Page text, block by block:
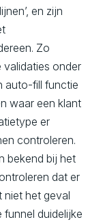
en zijn
Zo
onder
auto-fill functie
waar een klant
er
controleren.
bekend bij het
dat er
niet het geval
duidelijke